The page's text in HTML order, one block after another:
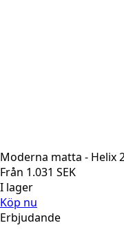
Moderna matta - Helix
Från 1.031 SEK
I lager
Köp nu
Erbjudande